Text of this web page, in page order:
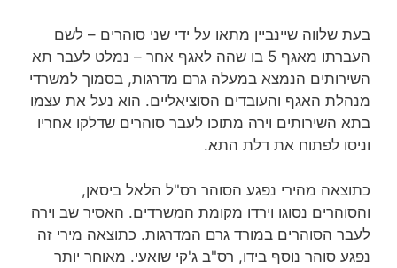
בעת שלווה שיינביין מתאו על ידי שני סוהרים – לשם
העברתו מאגף 5 בו שהה לאגף אחר – נמלט לעבר תא
השירותים הנמצא במעלה גרם מדרגות, בסמוך למשרדי
מנהלת האגף והעובדים הסוציאליים. הוא נעל את עצמו
בתא השירותים וירה מתוכו לעבר סוהרים שדלקו אחריו
וניסו לפתוח את דלת התא.
כתוצאה מהירי נפגע הסוהר רס"ל הלאל ביסאן,
והסוהרים נסוגו וירדו מקומת המשרדים. האסיר שב וירה
לעבר הסוהרים במורד גרם המדרגות. כתוצאה מירי זה
נפגע סוהר נוסף בידו, רס"ב ג'קי שואעי. מאוחר יותר